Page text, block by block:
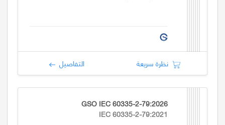
نظرة سريعة التفاصيل
GSO IEC 60335-2-79:2026
IEC 60335-2-79:2021